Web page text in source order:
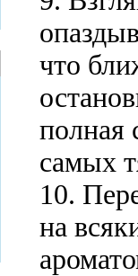
что
полная
самых
10.
на